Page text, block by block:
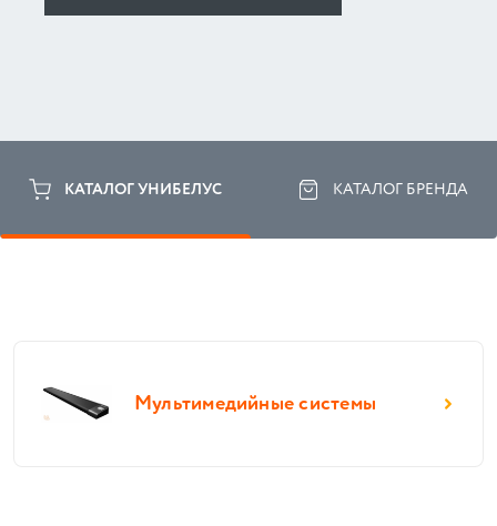
КАТАЛОГ УНИБЕЛУС КАТАЛОГ БРЕНДА
Мультимедийные системы